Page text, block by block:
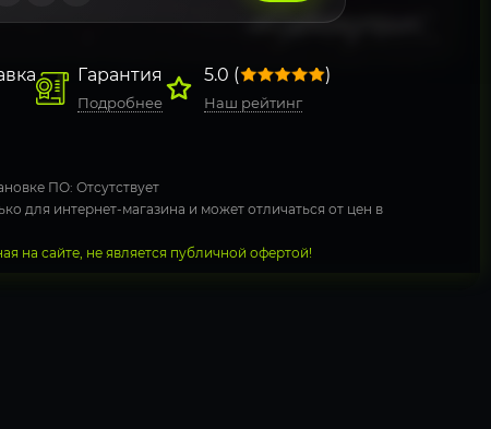
Гарантия
Подробнее
5.0 ( )
Наш рейтинг
ПО: Отсутствует
для интернет-магазина и может отличаться от цен в
на сайте, не является публичной офертой!